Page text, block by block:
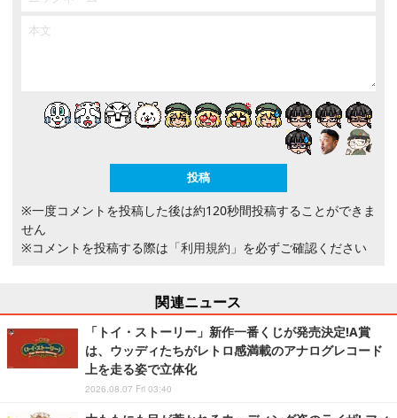
※一度コメントを投稿した後は約120秒間投稿することができま
せん
※コメントを投稿する際は 「利用規約」 を必ずご確認ください
関連ニュース
「トイ・ストーリー」新作一番くじが発売決定!A賞
は、ウッディたちがレトロ感満載のアナログレコード
上を走る姿で立体化
2026.08.07 Fri 03:40